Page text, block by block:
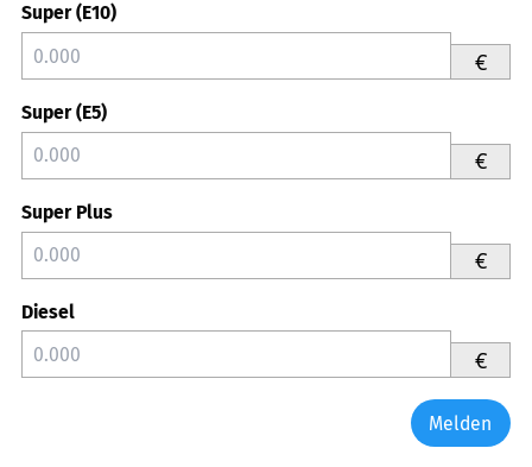
Super (E10)
€
Super (E5)
€
Super Plus
€
Diesel
€
Melden